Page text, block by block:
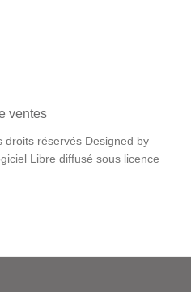
ventes
droits réservés Designed by
Libre diffusé sous licence